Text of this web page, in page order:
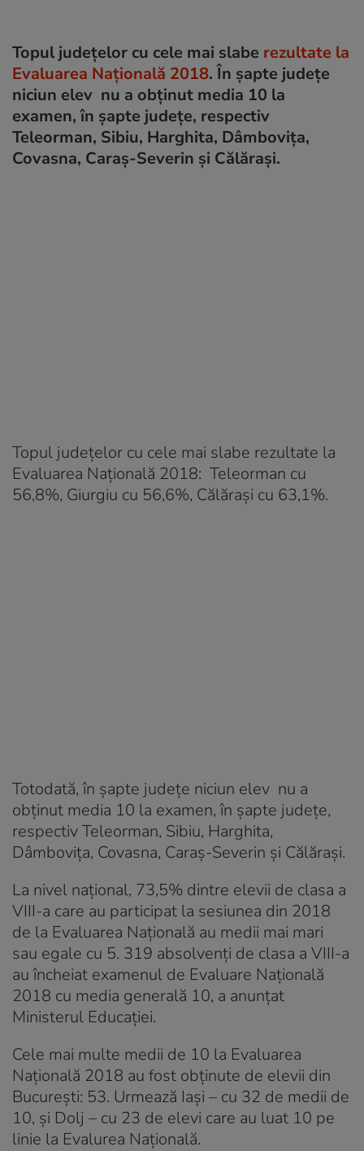
Topul județelor cu cele mai slabe rezultate la
Evaluarea Națională 2018. În șapte județe
niciun elev nu a obținut media 10 la
examen, în șapte județe, respectiv
Teleorman, Sibiu, Harghita, Dâmbovița,
Covasna, Caraș-Severin și Călărași.
Topul județelor cu cele mai slabe rezultate la
Evaluarea Națională 2018: Teleorman cu
56,8%, Giurgiu cu 56,6%, Călăraşi cu 63,1%.
Totodată, în șapte județe niciun elev nu a
obținut media 10 la examen, în șapte județe,
respectiv Teleorman, Sibiu, Harghita,
Dâmbovița, Covasna, Caraș-Severin și Călărași.
La nivel național, 73,5% dintre elevii de clasa a
VIII-a care au participat la sesiunea din 2018
de la Evaluarea Naţională au medii mai mari
sau egale cu 5. 319 absolvenți de clasa a VIII-a
au încheiat examenul de Evaluare Națională
2018 cu media generală 10, a anunțat
Ministerul Educației.
Cele mai multe medii de 10 la Evaluarea
Națională 2018 au fost obținute de elevii din
București: 53. Urmează Iași – cu 32 de medii de
10, și Dolj – cu 23 de elevi care au luat 10 pe
linie la Evalurea Națională.